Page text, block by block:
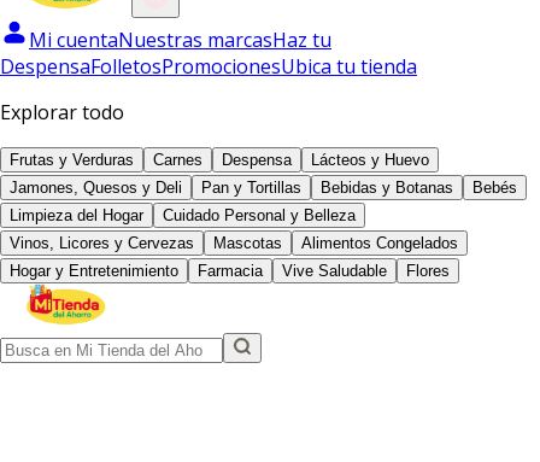
Mi cuentaNuestras marcasHaz tu
DespensaFolletosPromocionesUbica tu tienda
Explorar todo
Frutas y Verduras Carnes Despensa
Lácteos y Huevo
Jamones, Quesos y Deli
Pan y Tortillas Bebidas y Botanas
Bebés
Limpieza del Hogar
Cuidado Personal y Belleza
Vinos, Licores y Cervezas
Mascotas
Alimentos Congelados
Hogar y Entretenimiento
Farmacia Vive Saludable Flores